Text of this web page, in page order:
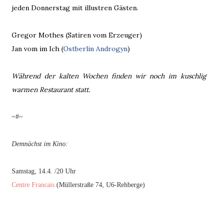
jeden Donnerstag mit illustren Gästen.
Gregor Mothes (Satiren vom Erzeuger)
Jan vom im Ich (Ostberlin Androgyn)
Während der kalten Wochen finden wir noch im kuschlig
warmen Restaurant statt.
~#~
Demnächst im Kino:
Samstag, 14.4. /20 Uhr
Centre Francais (Müllerstraße 74, U6-Rehberge)